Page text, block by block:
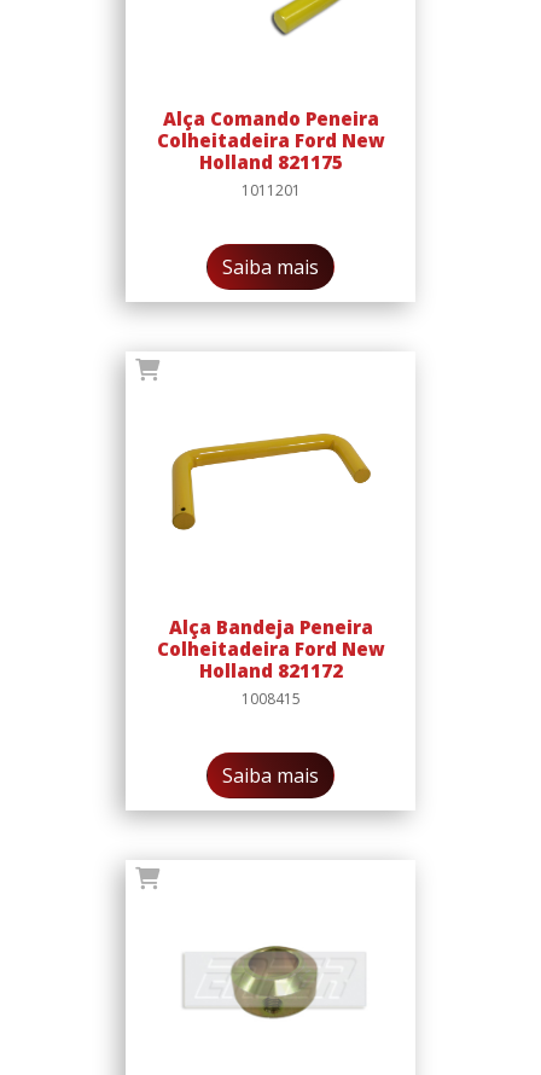
Alça Comando Peneira
Colheitadeira Ford New
Holland 821175
1011201
Saiba mais
Alça Bandeja Peneira
Colheitadeira Ford New
Holland 821172
1008415
Saiba mais